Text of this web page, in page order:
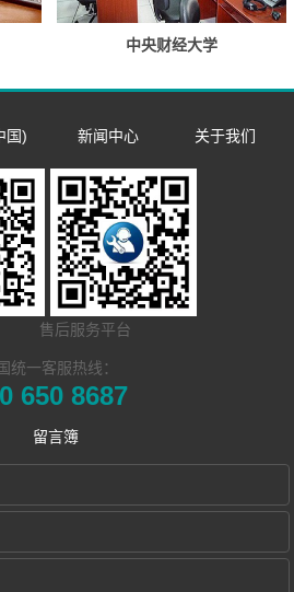
中央财经大学
国)
211
校
校
录
新闻中心
企业新闻
市场活动
关于我们
售后服务平台
统一客服热线：
650 8687
留言簿